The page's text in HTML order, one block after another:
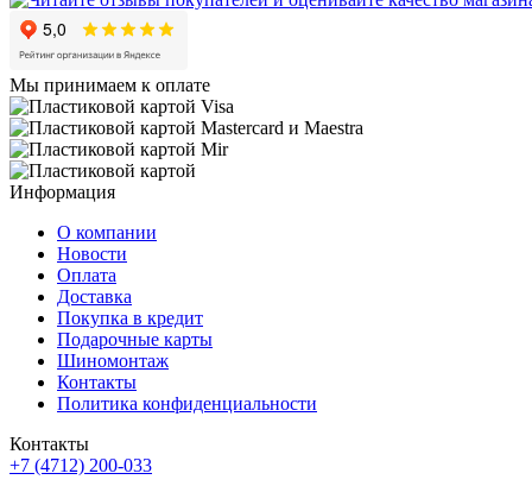
Мы принимаем к оплате
Информация
О компании
Новости
Оплата
Доставка
Покупка в кредит
Подарочные карты
Шиномонтаж
Контакты
Политика конфиденциальности
Контакты
+7 (4712) 200-033